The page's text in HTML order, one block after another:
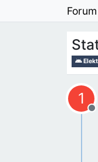
Forum
1